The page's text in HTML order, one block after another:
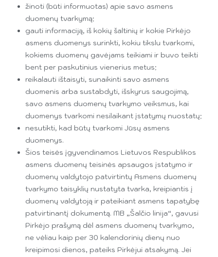
žinoti (būti informuotas) apie savo asmens
duomenų tvarkymą;
gauti informaciją, iš kokių šaltinių ir kokie Pirkėjo
asmens duomenys surinkti, kokiu tikslu tvarkomi,
kokiems duomenų gavėjams teikiami ir buvo teikti
bent per paskutinius vienerius metus;
reikalauti ištaisyti, sunaikinti savo asmens
duomenis arba sustabdyti, išskyrus saugojimą,
savo asmens duomenų tvarkymo veiksmus, kai
duomenys tvarkomi nesilaikant įstatymų nuostatų;
nesutikti, kad būtų tvarkomi Jūsų asmens
duomenys.
Šios teisės įgyvendinamos Lietuvos Respublikos
asmens duomenų teisinės apsaugos įstatymo ir
duomenų valdytojo patvirtintų Asmens duomenų
tvarkymo taisyklių nustatyta tvarka, kreipiantis į
duomenų valdytoją ir pateikiant asmens tapatybę
patvirtinantį dokumentą. MB „Šalčio linija“, gavusi
Pirkėjo prašymą dėl asmens duomenų tvarkymo,
ne vėliau kaip per 30 kalendorinių dienų nuo
kreipimosi dienos, pateiks Pirkėjui atsakymą. Jei